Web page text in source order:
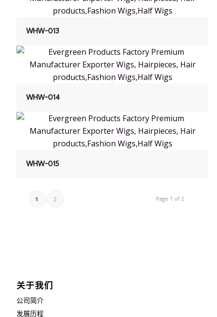
WHW-013
WHW-014
WHW-015
Page 1 of 2
1 2
关于我们
公司简介
发展历程